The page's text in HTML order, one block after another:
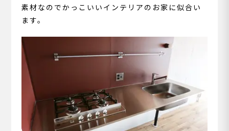
素材なのでかっこいいインテリアのお家に似合い
ます。